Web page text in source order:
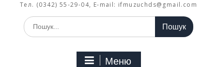
Тел. (0342) 55-29-04, E-mail: ifmuzuchds@gmail.com
Шукати:
Меню